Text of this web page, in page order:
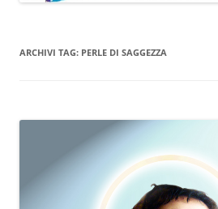
ARCHIVI TAG: PERLE DI SAGGEZZA